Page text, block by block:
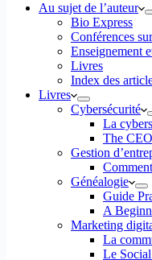
Au sujet de l’auteur
Bio Express
Conférences
Enseignement
Livres
Index des
Livres
Cybersécurité
La
The
Gestion
Généalogie
Guide
A
Marketing
La
Le